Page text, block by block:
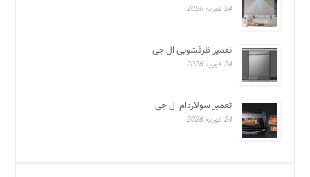
24 فوریه 2026
تعمیر ظرفشویی ال جی
24 فوریه 2026
تعمیر سولاردام ال جی
24 فوریه 2026